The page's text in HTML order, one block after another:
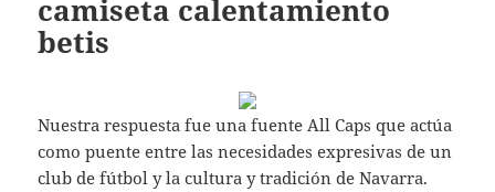
camiseta calentamiento
betis
Nuestra respuesta fue una fuente All Caps que actúa
como puente entre las necesidades expresivas de un
club de fútbol y la cultura y tradición de Navarra.